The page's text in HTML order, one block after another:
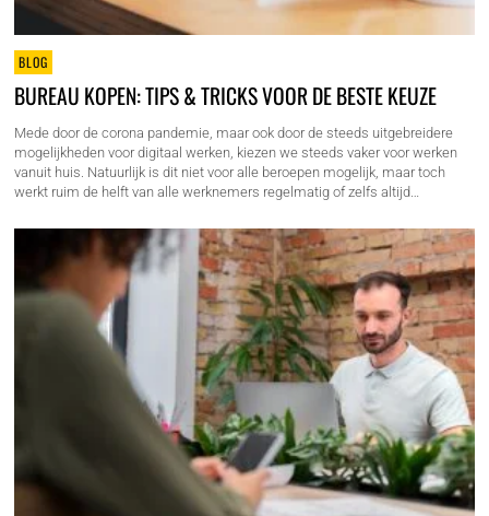
BLOG
BUREAU KOPEN: TIPS & TRICKS VOOR DE BESTE KEUZE
Mede door de corona pandemie, maar ook door de steeds uitgebreidere
mogelijkheden voor digitaal werken, kiezen we steeds vaker voor werken
vanuit huis. Natuurlijk is dit niet voor alle beroepen mogelijk, maar toch
werkt ruim de helft van alle werknemers regelmatig of zelfs altijd…